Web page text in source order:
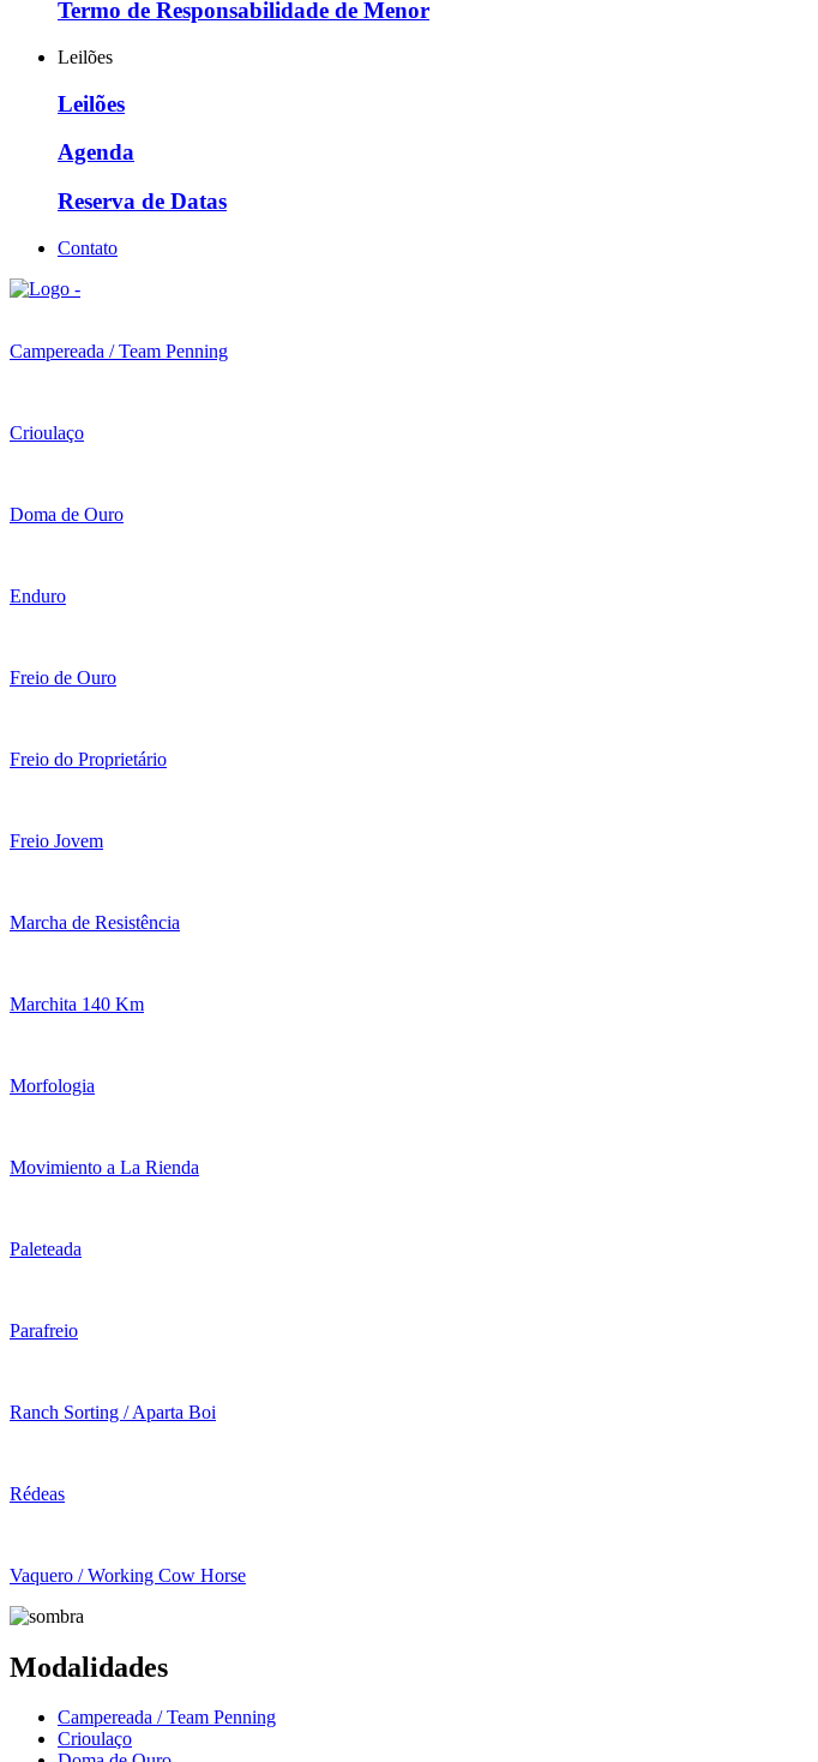
Termo de Responsabilidade de Menor
Leilões
Leilões
Agenda
Reserva de Datas
Contato
Campereada / Team Penning
Crioulaço
Doma de Ouro
Enduro
Freio de Ouro
Freio do Proprietário
Freio Jovem
Marcha de Resistência
Marchita 140 Km
Morfologia
Movimiento a La Rienda
Paleteada
Parafreio
Ranch Sorting / Aparta Boi
Rédeas
Vaquero / Working Cow Horse
Modalidades
Campereada / Team Penning
Crioulaço